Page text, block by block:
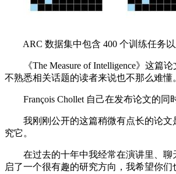
ARC 数据集中包含 400 个训练任务以
《The Measure of Intelligence》这篇
不熟悉相关话题的读者来说也不那么难懂
François Chollet 自己在发布论文的同
我刚刚公开的这篇稍微有点长的论文
究它。
在过去的十年中我经常在演讲里、聊
启了一个很有趣的研究方向，我希望你们